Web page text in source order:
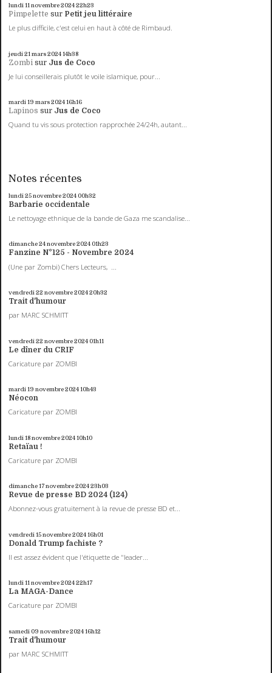
lundi 11novembre 202422h23
Pimpelette sur Petit jeu littéraire
Le plus difficile, c'est celui en haut à côté de Rimbaud.
jeudi 21 mars 202414h38
Zombi sur Jus de Coco
Je lui conseillerais plutôt le voile islamique, pour...
mardi 19 mars 202416h16
Lapinos sur Jus de Coco
Quand tu vis sous protection rapprochée 24/24h, autant...
Notes récentes
lundi 25novembre 2024 00h32
Barbarie occidentale
Le nettoyage ethnique de la bande de Gaza me scandalise...
dimanche 24novembre 2024 01h23
Fanzine N°125 - Novembre 2024
(Une par Zombi) Chers Lecteurs, ...
vendredi 22 novembre 202420h32
Trait d'humour
par MARC SCHMITT
vendredi 22 novembre 2024 01h11
Le dîner du CRIF
Caricature par ZOMBI
mardi 19 novembre 202410h43
Néocon
Caricature par ZOMBI
lundi 18novembre 202410h10
Retaïau !
Caricature par ZOMBI
dimanche 17novembre 202423h03
Revue de presse BD 2024 (124)
Abonnez-vous gratuitement à la revue de presse BD et...
vendredi 15novembre 202416h01
Donald Trump fachiste ?
Il est assez évident que l'étiquette de "leader...
lundi 11novembre 202422h17
La MAGA-Dance
Caricature par ZOMBI
samedi 09 novembre 202416h12
Trait d'humour
par MARC SCHMITT